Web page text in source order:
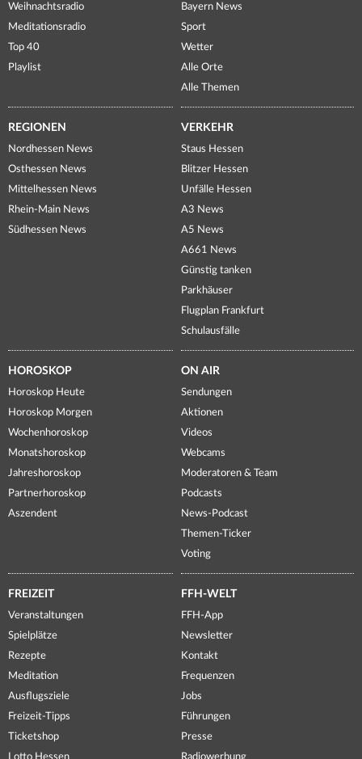
Weihnachtsradio
Meditationsradio
Top 40
Playlist
Bayern News
Sport
Wetter
Alle Orte
Alle Themen
REGIONEN
Nordhessen News
Osthessen News
Mittelhessen News
Rhein-Main News
Südhessen News
VERKEHR
Staus Hessen
Blitzer Hessen
Unfälle Hessen
A3 News
A5 News
A661 News
Günstig tanken
Parkhäuser
Flugplan Frankfurt
Schulausfälle
HOROSKOP
Horoskop Heute
Horoskop Morgen
Wochenhoroskop
Monatshoroskop
Jahreshoroskop
Partnerhoroskop
Aszendent
ON AIR
Sendungen
Aktionen
Videos
Webcams
Moderatoren & Team
Podcasts
News-Podcast
Themen-Ticker
Voting
FREIZEIT
Veranstaltungen
Spielplätze
Rezepte
Meditation
Ausflugsziele
Freizeit-Tipps
Ticketshop
Lotto Hessen
FFH-WELT
FFH-App
Newsletter
Kontakt
Frequenzen
Jobs
Führungen
Presse
Radiowerbung